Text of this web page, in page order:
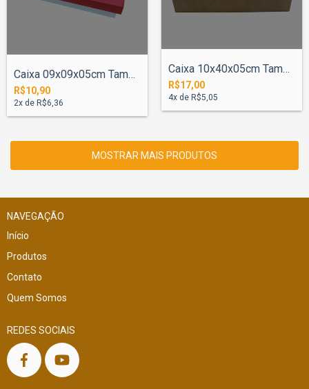
Caixa 09x09x05cm Tampa 10x10cm Com Carin...
R$10,90
2x de R$6,36
Caixa 10x40x05cm Tampa Lisa 11x41cm
R$17,00
4x de R$5,05
MOSTRAR MAIS PRODUTOS
NAVEGAÇÃO
Início
Produtos
Contato
Quem Somos
REDES SOCIAIS